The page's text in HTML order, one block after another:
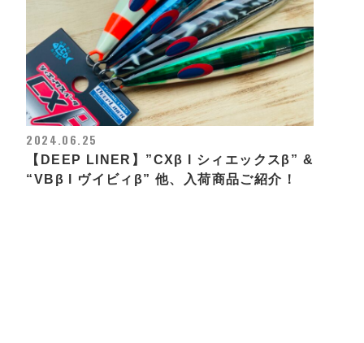
2024.06.25
【DEEP LINER】”CXβ l シィエックスβ” &
“VBβ l ヴイビィβ” 他、入荷商品ご紹介！